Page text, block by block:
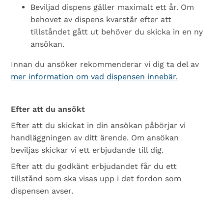
Beviljad dispens gäller maximalt ett år. Om
behovet av dispens kvarstår efter att
tillståndet gått ut behöver du skicka in en ny
ansökan.
Innan du ansöker rekommenderar vi dig ta del av
mer information om vad dispensen innebär.
Efter att du ansökt
Efter att du skickat in din ansökan påbörjar vi
handläggningen av ditt ärende. Om ansökan
beviljas skickar vi ett erbjudande till dig.
Efter att du godkänt erbjudandet får du ett
tillstånd som ska visas upp i det fordon som
dispensen avser.